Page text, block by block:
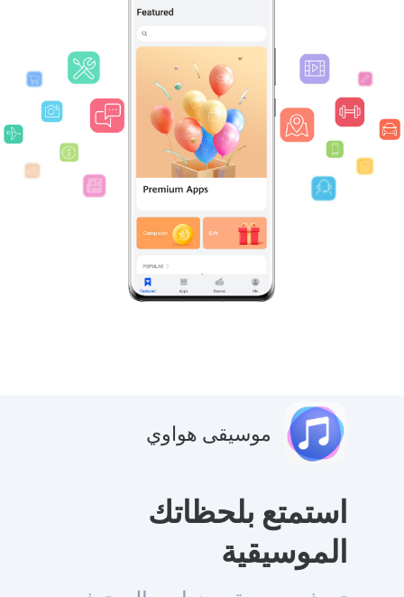
موسيقى هواوي
استمتع بلحظاتك
الموسيقية